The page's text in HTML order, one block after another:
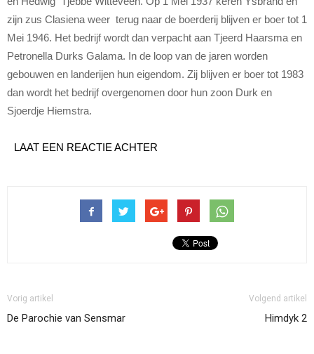
zijn zus Clasiena weer terug naar de boerderij blijven er boer tot 1
Mei 1946. Het bedrijf wordt dan verpacht aan Tjeerd Haarsma en
Petronella Durks Galama. In de loop van de jaren worden
gebouwen en landerijen hun eigendom. Zij blijven er boer tot 1983
dan wordt het bedrijf overgenomen door hun zoon Durk en
Sjoerdje Hiemstra.
LAAT EEN REACTIE ACHTER
Vorig artikel
De Parochie van Sensmar
Volgend artikel
Himdyk 2